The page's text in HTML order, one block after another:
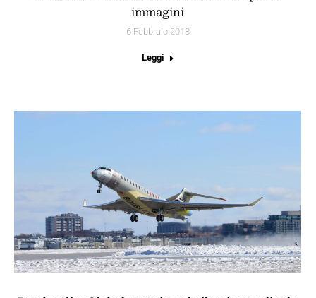
immagini
6 Febbraio 2018
Leggi